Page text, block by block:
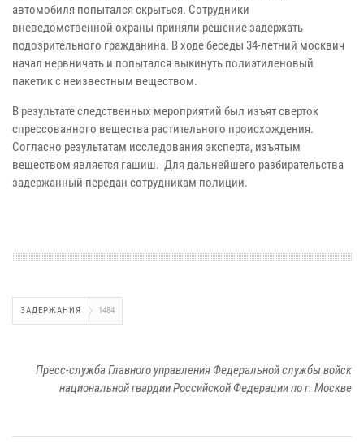
автомобиля попытался скрыться. Сотрудники
вневедомственной охраны приняли решение задержать
подозрительного гражданина. В ходе беседы 34-летний москвич
начал нервничать и попытался выкинуть полиэтиленовый
пакетик с неизвестным веществом.
В результате следственных мероприятий был изъят сверток
спрессованного вещества растительного происхождения.
Согласно результатам исследования эксперта, изъятым
веществом является гашиш. Для дальнейшего разбирательства
задержанный передан сотрудникам полиции.
ЗАДЕРЖАНИЯ 1484
Пресс-служба Главного управления Федеральной службы войск
национальной гвардии Российской Федерации по г. Москве